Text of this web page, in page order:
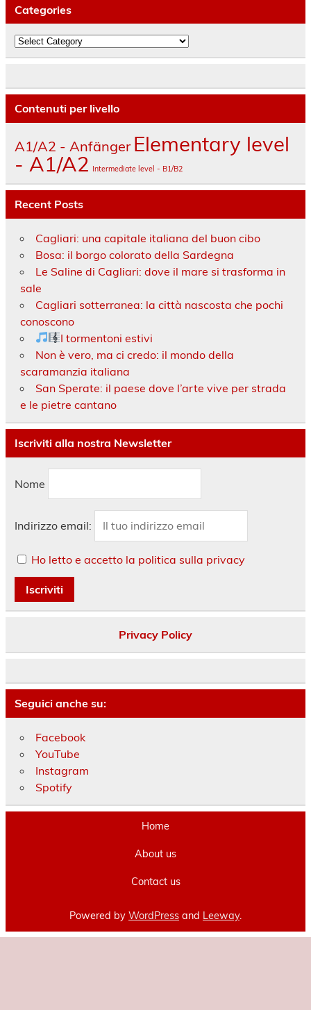
Categories
Categories
Contenuti per livello
A1/A2 - Anfänger Elementary level
- A1/A2 Intermediate level - B1/B2
Recent Posts
Cagliari: una capitale italiana del buon cibo
Bosa: il borgo colorato della Sardegna
Le Saline di Cagliari: dove il mare si trasforma in
sale
Cagliari sotterranea: la città nascosta che pochi
conoscono
I tormentoni estivi
Non è vero, ma ci credo: il mondo della
scaramanzia italiana
San Sperate: il paese dove l’arte vive per strada
e le pietre cantano
Iscriviti alla nostra Newsletter
Nome
Indirizzo email:
Ho letto e accetto la politica sulla privacy
Privacy Policy
Seguici anche su:
Facebook
YouTube
Instagram
Spotify
Home
About us
Contact us
Powered by WordPress and Leeway.